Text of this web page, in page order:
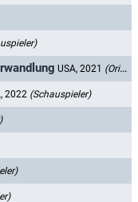
USA, 2021 (Originalsprecher)
2022 (Schauspieler)